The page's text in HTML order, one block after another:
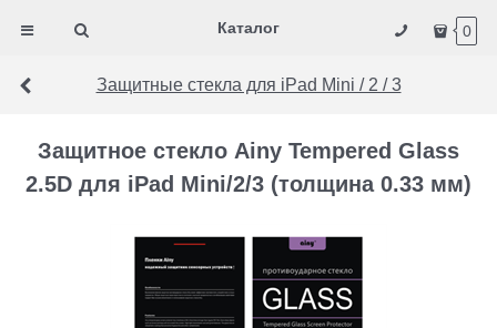
Каталог 0
Защитные стекла для iPad Mini / 2 / 3
Защитное стекло Ainy Tempered Glass
2.5D для iPad Mini/2/3 (толщина 0.33 мм)